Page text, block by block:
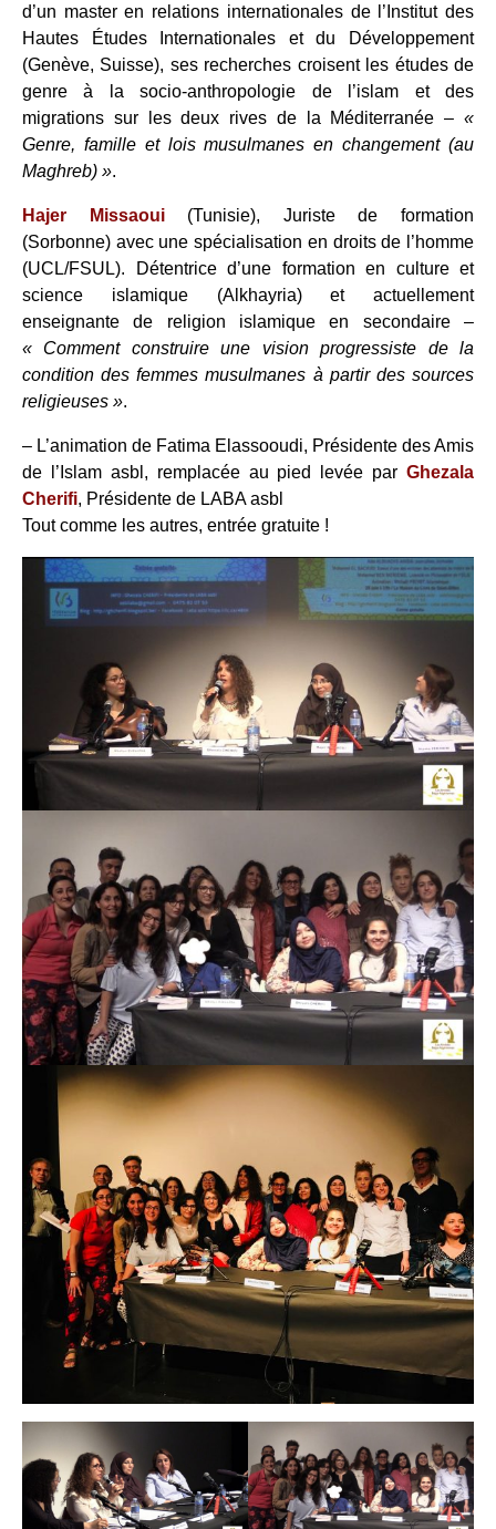
d’un master en relations internationales de l’Institut des
Hautes Études Internationales et du Développement
(Genève, Suisse), ses recherches croisent les études de
genre à la socio-anthropologie de l’islam et des
migrations sur les deux rives de la Méditerranée – «
Genre, famille et lois musulmanes en changement (au
Maghreb) ».
Hajer Missaoui(Tunisie), Juriste de formation
(Sorbonne) avec une spécialisation en droits de l’homme
(UCL/FSUL). Détentrice d’une formation en culture et
science islamique (Alkhayria) et actuellement
enseignante de religion islamique en secondaire –
« Comment construire une vision progressiste de la
condition des femmes musulmanes à partir des sources
religieuses ».
– L’animation de Fatima Elassooudi, Présidente des Amis
de l’Islam asbl, remplacée au pied levée par Ghezala
Cherifi, Présidente de LABA asbl
Tout comme les autres, entrée gratuite !